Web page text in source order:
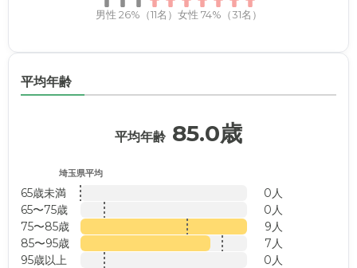
男性 26%（11名） 女性 74%（31名）
平均年齢
平均年齢 85.0歳
埼玉県平均
65歳未満
0人
65〜75歳
0人
75〜85歳
9人
85〜95歳
7人
95歳以上
0人